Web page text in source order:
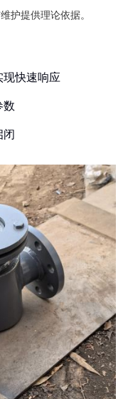
护提供理论依据。
现快速响应
数
闭